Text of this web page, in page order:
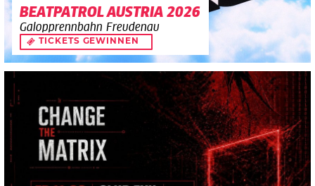
BEATPATROL AUSTRIA 2026
Galopprennbahn Freudenau
TICKETS GEWINNEN